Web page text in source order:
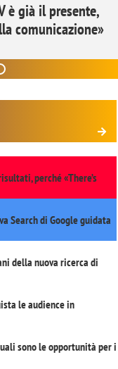
è già il presente,
comunicazione»
perché «There’s
Search di Google guidata
della nuova ricerca di
le audience in
sono le opportunità per i